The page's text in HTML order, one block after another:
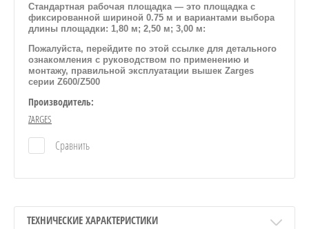
Стандартная рабочая площадка — это площадка с
фиксированной шириной 0.75 м и вариантами выбора
длины площадки: 1,80 м; 2,50 м; 3,00 м:
Пожалуйста, перейдите по этой ссылке для детального
ознакомления с руководством по применению и
монтажу, правильной эксплуатации вышек Zarges
серии Z600/Z500
Производитель:
ZARGES
Сравнить
ТЕХНИЧЕСКИЕ ХАРАКТЕРИСТИКИ